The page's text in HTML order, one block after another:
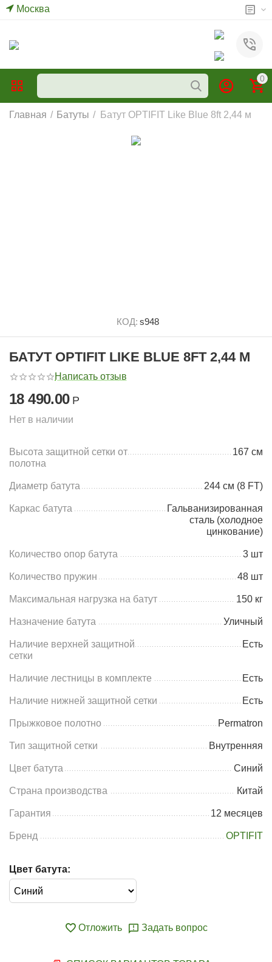
Москва
0
Главная / Батуты / Батут OPTIFIT Like Blue 8ft 2,44 м
КОД: s948
БАТУТ OPTIFIT LIKE BLUE 8FT 2,44 М
Написать отзыв
18 490.00 Р
Нет в наличии
Высота защитной сетки от
полотна
167 см
Диаметр батута 244 см (8 FT)
Каркас батута
Гальванизированная
сталь (холодное
цинкование)
Количество опор батута 3 шт
Количество пружин 48 шт
Максимальная нагрузка на батут 150 кг
Назначение батута Уличный
Наличие верхней защитной
сетки
Есть
Наличие лестницы в комплекте Есть
Наличие нижней защитной сетки Есть
Прыжковое полотно Permatron
Тип защитной сетки Внутренняя
Цвет батута Синий
Страна производства Китай
Гарантия 12 месяцев
Бренд OPTIFIT
Цвет батута:
Отложить Задать вопрос